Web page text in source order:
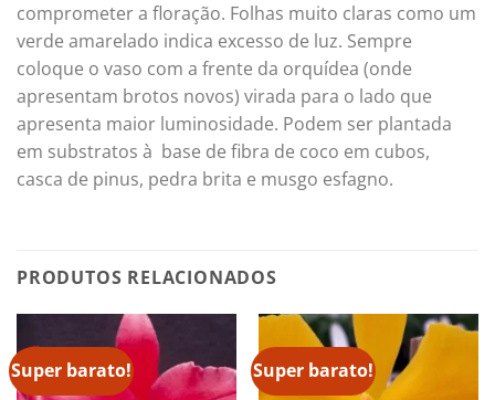
comprometer a floração. Folhas muito claras como um
verde amarelado indica excesso de luz. Sempre
coloque o vaso com a frente da orquídea (onde
apresentam brotos novos) virada para o lado que
apresenta maior luminosidade. Podem ser plantada
em substratos à base de fibra de coco em cubos,
casca de pinus, pedra brita e musgo esfagno.
PRODUTOS RELACIONADOS
Super barato! Super barato!